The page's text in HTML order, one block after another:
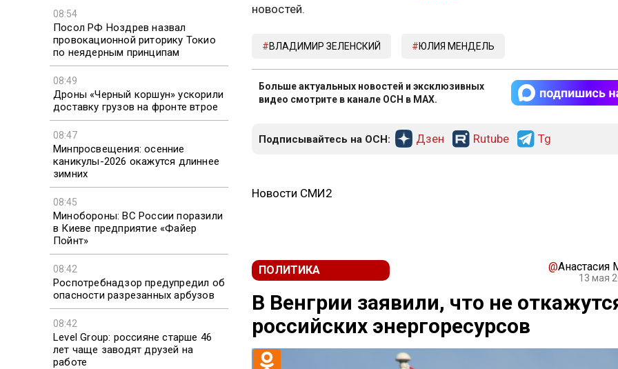
08:54
Посол РФ Ноздрев назвал
провокационной риторику Токио
по неядерным принципам
08:49
Дроны «Черный коршун» ускорили
доставку грузов на фронте втрое
08:47
Минпросвещения: осенние
каникулы-2026 окажутся длиннее
зимних
08:45
Минобороны: ВС России поразили
в Киеве предприятие «Файер
Пойнт»
08:42
Роспотребнадзор предупредил об
опасности разрезанных арбузов
08:42
Level Group: россияне старше 46
лет чаще заводят друзей на
работе
новостей.
ВЛАДИМИР ЗЕЛЕНСКИЙ ЮЛИЯ МЕНДЕЛЬ
Больше актуальных новостей и эксклюзивных
видео смотрите в канале ОСН в MAX.
Подписывайтесь на ОСН: Дзен Rutube Tg
Новости СМИ2
ПОЛИТИКА @Анастасия
13 мая
В Венгрии заявили, что не
российских энергоресурсов